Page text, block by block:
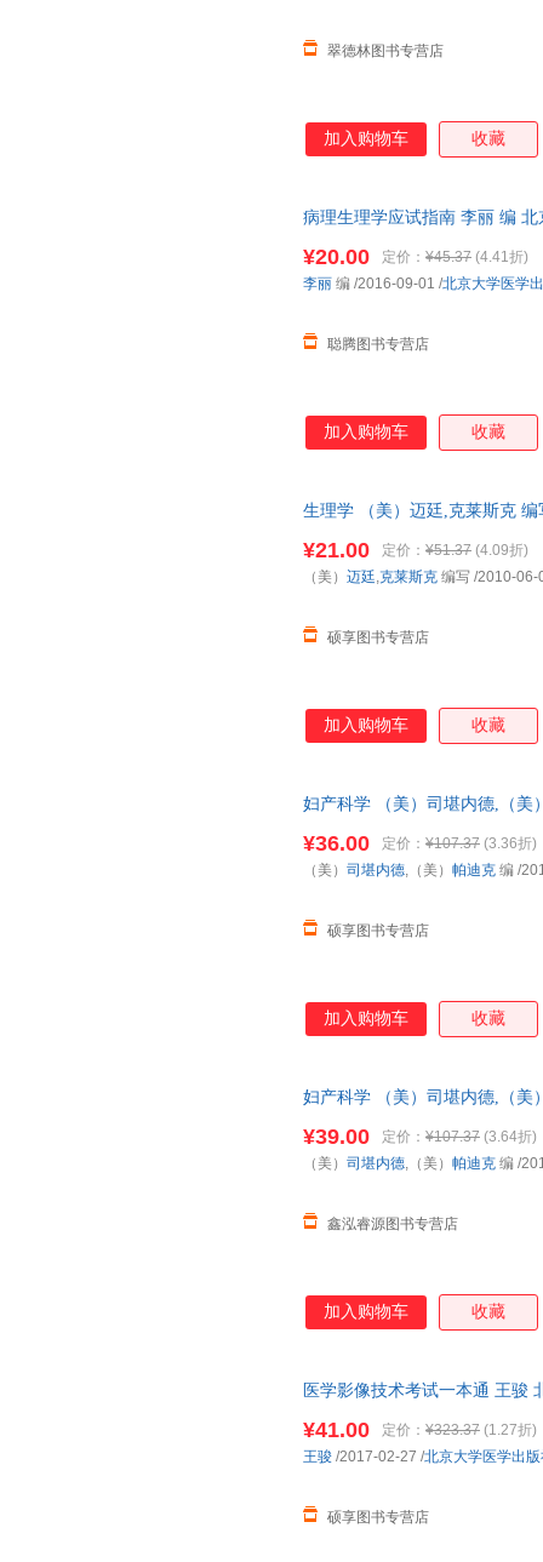
翠德林图书专营店
加入购物车 收藏
病理生理学应试指南 李丽 编
¥20.00 定价： ¥45.37 (4.41折)
聪腾图书专营店
李丽 编 /2016-09-01 /北京大学医学
加入购物车 收藏
生理学 （美）迈廷,克莱斯克
¥21.00 定价： ¥51.37 (4.09折)
硕享图书专营店
（美） 迈廷,克莱斯克 编写 /2010-06-
加入购物车 收藏
妇产科学 （美）司堪内德,（美
¥36.00 定价： ¥107.37 (3.36折)
硕享图书专营店
（美） 司堪内德,（美） 帕迪克 编 /
加入购物车 收藏
妇产科学 （美）司堪内德,（美
¥39.00 定价： ¥107.37 (3.64折)
鑫泓睿源图书专营店
（美） 司堪内德,（美） 帕迪克 编 /
加入购物车 收藏
医学影像技术考试一本通 王骏
¥41.00 定价： ¥323.37 (1.27折)
硕享图书专营店
王骏 /2017-02-27 /北京大学医学出